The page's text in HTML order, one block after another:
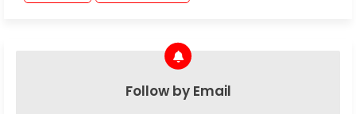
Follow by Email